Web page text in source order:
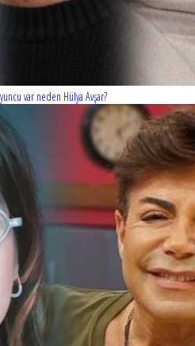
var neden Hülya Avşar?